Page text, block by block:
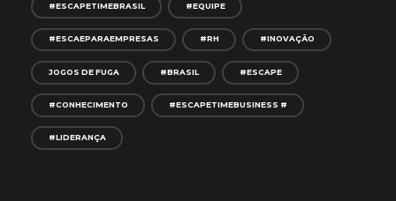
#ESCAPETIMEBRASIL #EQUIPE
#ESCAEPARAEMPRESAS #RH #INOVAÇÃO
JOGOS DE FUGA #BRASIL #ESCAPE
#CONHECIMENTO #ESCAPETIMEBUSINESS #
#LIDERANÇA